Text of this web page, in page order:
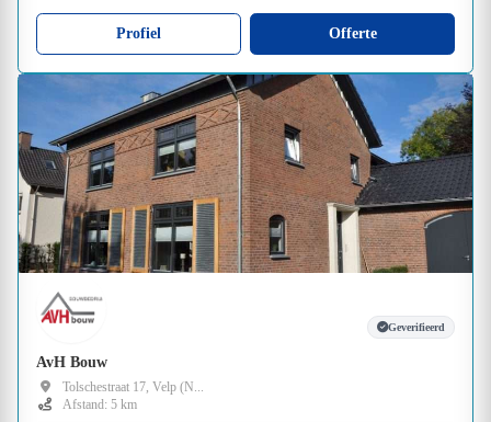
Profiel Offerte
Geverifieerd
AvH Bouw
Tolschestraat 17, Velp (N...
Afstand: 5 km